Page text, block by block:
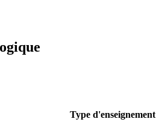
Type d'enseignement